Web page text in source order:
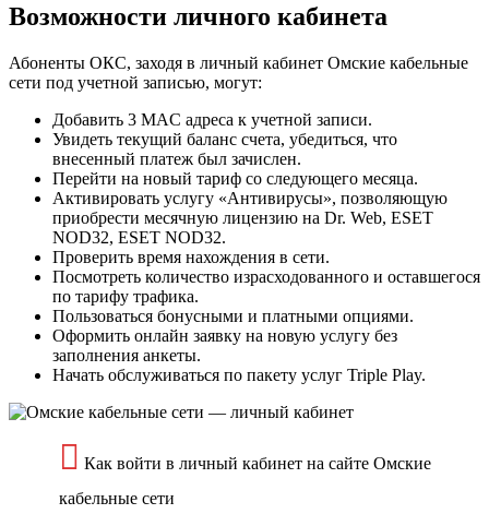
Возможности личного кабинета
Абоненты ОКС, заходя в личный кабинет Омские кабельные
сети под учетной записью, могут:
Добавить 3 MAC адреса к учетной записи.
Увидеть текущий баланс счета, убедиться, что
внесенный платеж был зачислен.
Перейти на новый тариф со следующего месяца.
Активировать услугу «Антивирусы», позволяющую
приобрести месячную лицензию на Dr. Web, ESET
NOD32, ESET NOD32.
Проверить время нахождения в сети.
Посмотреть количество израсходованного и оставшегося
по тарифу трафика.
Пользоваться бонусными и платными опциями.
Оформить онлайн заявку на новую услугу без
заполнения анкеты.
Начать обслуживаться по пакету услуг Triple Play.
Как войти в личный кабинет на сайте Омские
кабельные сети